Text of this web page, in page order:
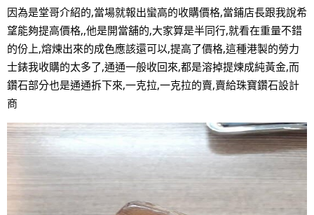
因為是堂哥介紹的,當場就報出蠻高的收購價格,當鋪店長跟我說希
望能夠提高價格,,他是開當舖的,大家算是半同行,就看在重量不錯
的份上,熔煉出來的成色應該還可以,提高了價格,這種港製的勞力
士錶我收購的太多了,通通一般收回來,都是溶掉提煉成純黃金,而
鑽石部分也是通通拆下來,一克拉,一克拉的賣,賣給珠寶鑽石設計
商